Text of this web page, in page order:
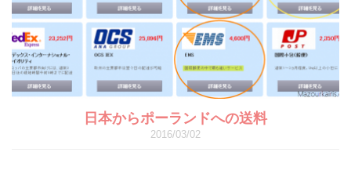
日本からポーランドへの送料
2016/03/02